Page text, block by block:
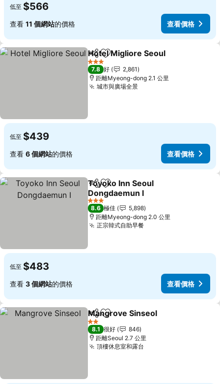
低至 $566
查看 11 個網站的價格 查看價格
分享 放到收藏夾
Hotel Migliore Seoul
3 星級
7.8 好
2,861
距離Myeong-dong 2.1 公里
城市與廣場全景
低至 $439
查看 6 個網站的價格 查看價格
分享 放到收藏夾
Toyoko Inn Seoul
Dongdaemun I
3 星級
8.6 極佳
5,898
距離Myeong-dong 2.0 公里
正宗韓式自助早餐
低至 $483
查看 3 個網站的價格 查看價格
分享 放到收藏夾
Mangrove Sinseol
2 星級
8.1 很好
846
距離Seoul 2.7 公里
頂樓休息室和露台